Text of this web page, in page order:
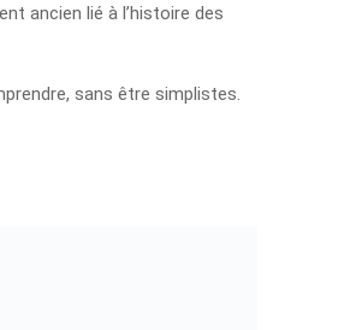
ancien lié à l’histoire des
sans être simplistes.